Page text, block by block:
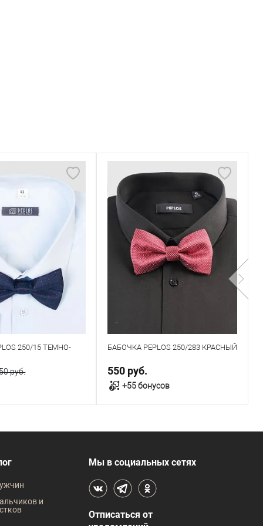
250/15 ТЕМНО-
руб.
корзину
БАБОЧКА PEPLOS 250/283 КРАСНЫЙ
550 руб.
+55 бонусов
В корзину
В наличии
и
Мы в социальных сетях
Отписаться от